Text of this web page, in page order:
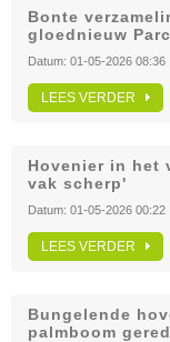
Bonte
gloednieuw
Datum: 01-05-2026 08:36
LEES VERDER
Hovenier in het
vak scherp'
Datum: 01-05-2026 00:22
LEES VERDER
Bungelende
palmboom gered